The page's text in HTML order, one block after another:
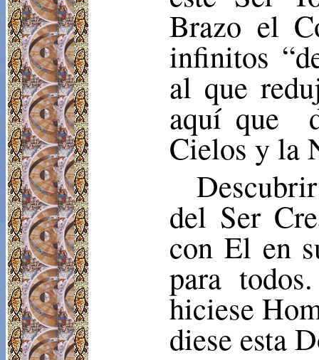
Brazo el
infinitos
al que
aquí que
Cielos y la
del Ser
con El en
para
hiciese
diese esta